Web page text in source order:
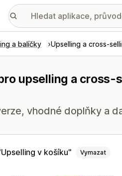
a balíčky Upselling a cross-
upselling a
vhodné doplňky a
Upselling v košíku Vymazat